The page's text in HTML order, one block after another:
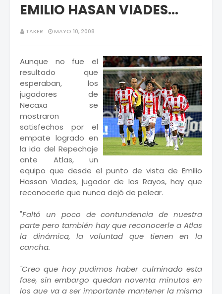
EMILIO HASAN VIADES...
TAKER MAYO 10, 2008
Aunque no fue el
resultado que
esperaban, los
jugadores de
Necaxa se
mostraron
satisfechos por el
empate logrado en
la ida del Repechaje
ante Atlas, un
equipo que desde el punto de vista de Emilio
Hassan Viades, jugador de los Rayos, hay que
reconocerle que nunca dejó de pelear.
"Faltó un poco de contundencia de nuestra
parte pero también hay que reconocerle a Atlas
la dinámica, la voluntad que tienen en la
cancha.
"Creo que hoy pudimos haber culminado esta
fase, sin embargo quedan noventa minutos en
los que va a ser importante mantener la misma